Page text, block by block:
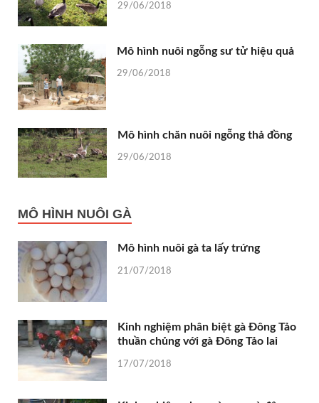
29/06/2018
Mô hình nuôi ngỗng sư tử hiệu quả
29/06/2018
Mô hình chăn nuôi ngỗng thả đồng
29/06/2018
MÔ HÌNH NUÔI GÀ
Mô hình nuôi gà ta lấy trứng
21/07/2018
Kinh nghiệm phân biệt gà Đông Tảo
thuần chủng với gà Đông Tảo lai
17/07/2018